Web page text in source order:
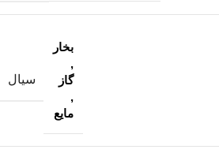
سیال
بخار
,
گاز
,
مایع